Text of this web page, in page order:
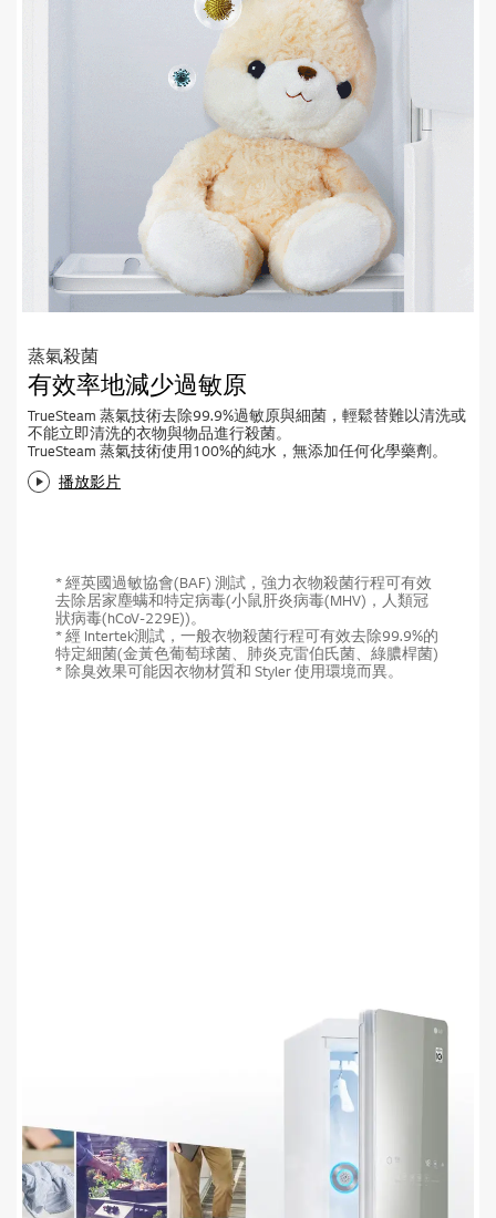
蒸氣殺菌
有效率地減少過敏原
TrueSteam 蒸氣技術去除99.9%過敏原與細菌，輕鬆替難以清洗或
不能立即清洗的衣物與物品進行殺菌。
TrueSteam 蒸氣技術使用100%的純水，無添加任何化學藥劑。
播放影片
* 經英國過敏協會(BAF) 測試，強力衣物殺菌行程可有效
去除居家塵螨和特定病毒(小鼠肝炎病毒(MHV)，人類冠
狀病毒(hCoV-229E))。
* 經 Intertek測試，一般衣物殺菌行程可有效去除99.9%的
特定細菌(金黃色葡萄球菌、肺炎克雷伯氏菌、綠膿桿菌)
* 除臭效果可能因衣物材質和 Styler 使用環境而異。